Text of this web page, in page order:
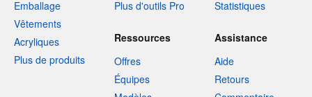
Emballage
Vêtements
Acryliques
Plus de produits
Plus d'outils Pro
Statistiques
Ressources
Offres
Équipes
Assistance
Aide
Retours